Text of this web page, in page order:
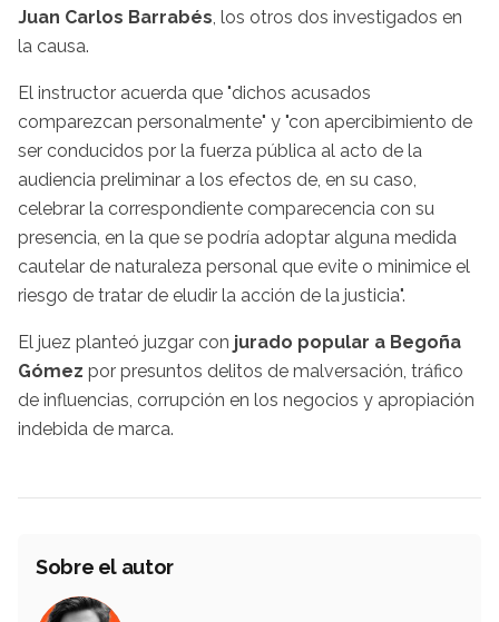
Juan Carlos Barrabés, los otros dos investigados en
la causa.
El instructor acuerda que "dichos acusados
comparezcan personalmente" y "con apercibimiento de
ser conducidos por la fuerza pública al acto de la
audiencia preliminar a los efectos de, en su caso,
celebrar la correspondiente comparecencia con su
presencia, en la que se podría adoptar alguna medida
cautelar de naturaleza personal que evite o minimice el
riesgo de tratar de eludir la acción de la justicia".
El juez planteó juzgar con jurado popular a Begoña
Gómez por presuntos delitos de malversación, tráfico
de influencias, corrupción en los negocios y apropiación
indebida de marca.
Sobre el autor